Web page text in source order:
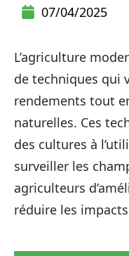
07/04/2025
L’agriculture
de techniques qui
rendements tout
naturelles. Ces
des cultures à
surveiller les
agriculteurs
réduire les